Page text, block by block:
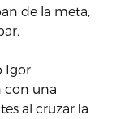
de la meta,
Igor
con una
al cruzar la